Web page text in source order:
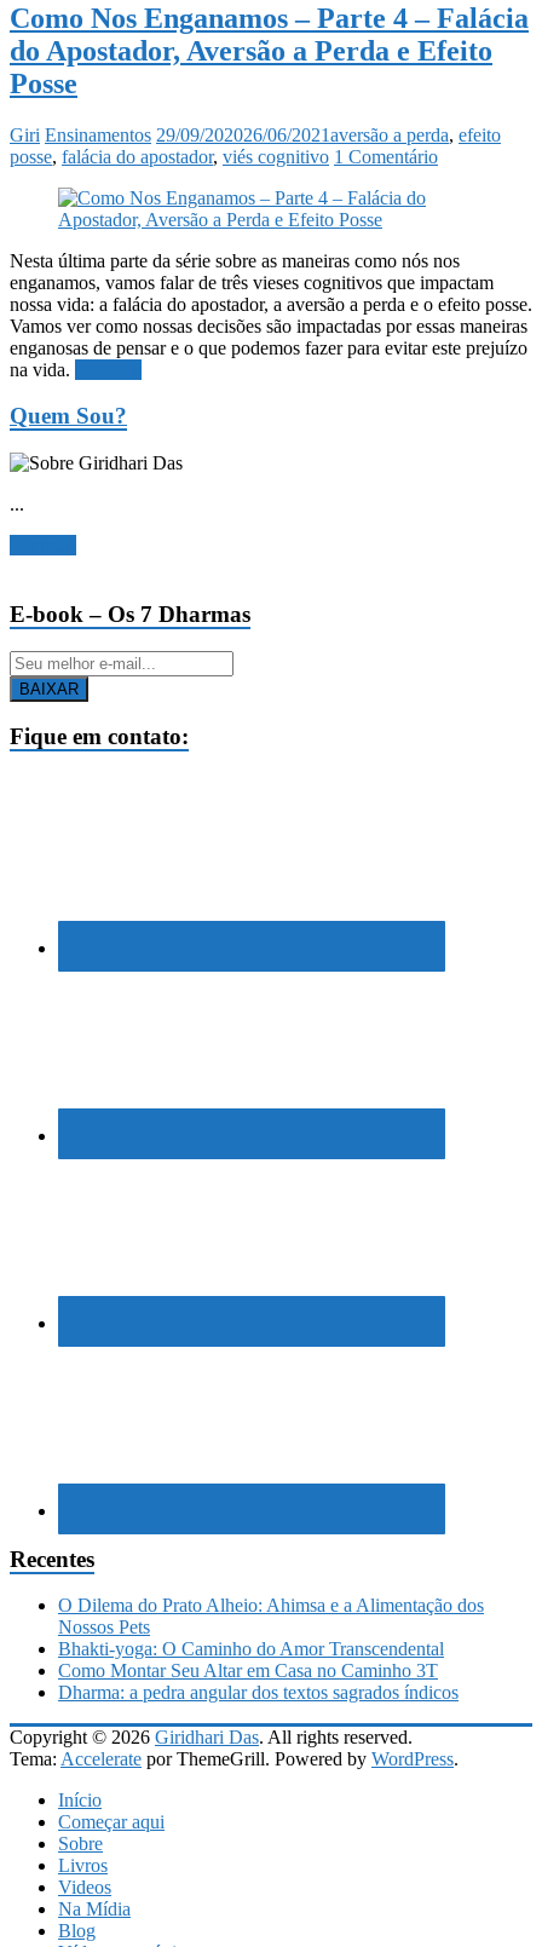
Como Nos Enganamos – Parte 4 – Falácia
do Apostador, Aversão a Perda e Efeito
Posse
Giri Ensinamentos 29/09/202026/06/2021aversão a perda, efeito
posse, falácia do apostador, viés cognitivo 1 Comentário
Nesta última parte da série sobre as maneiras como nós nos
enganamos, vamos falar de três vieses cognitivos que impactam
nossa vida: a falácia do apostador, a aversão a perda e o efeito posse.
Vamos ver como nossas decisões são impactadas por essas maneiras
enganosas de pensar e o que podemos fazer para evitar este prejuízo
na vida.
Quem Sou?
...
E-book – Os 7 Dharmas
BAIXAR
Fique em contato:
Recentes
O Dilema do Prato Alheio: Ahimsa e a Alimentação dos
Nossos Pets
Bhakti-yoga: O Caminho do Amor Transcendental
Como Montar Seu Altar em Casa no Caminho 3T
Dharma: a pedra angular dos textos sagrados índicos
Copyright © 2026 Giridhari Das. All rights reserved.
Tema: Accelerate por ThemeGrill. Powered by WordPress.
Início
Começar aqui
Sobre
Livros
Videos
Na Mídia
Blog